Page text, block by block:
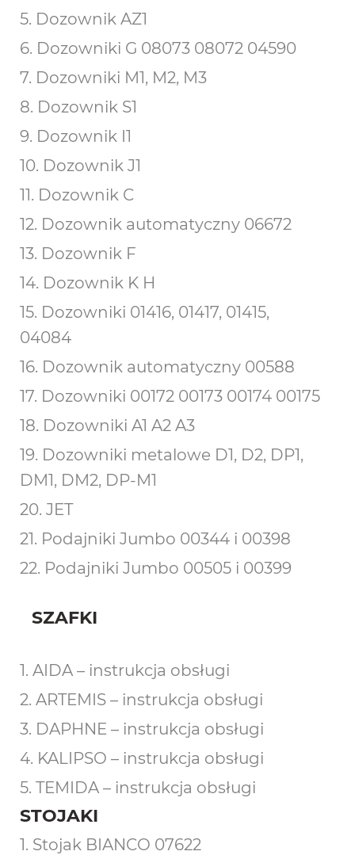
5. Dozownik AZ1
6. Dozowniki G 08073 08072 04590
7. Dozowniki M1, M2, M3
8. Dozownik S1
9. Dozownik I1
10. Dozownik J1
11. Dozownik C
12. Dozownik automatyczny 06672
13. Dozownik F
14. Dozownik K H
15. Dozowniki 01416, 01417, 01415,
04084
16. Dozownik automatyczny 00588
17. Dozowniki 00172 00173 00174 00175
18. Dozowniki A1 A2 A3
19. Dozowniki metalowe D1, D2, DP1,
DM1, DM2, DP-M1
20. JET
21. Podajniki Jumbo 00344 i 00398
22. Podajniki Jumbo 00505 i 00399
SZAFKI
1. AIDA – instrukcja obsługi
2. ARTEMIS – instrukcja obsługi
3. DAPHNE – instrukcja obsługi
4. KALIPSO – instrukcja obsługi
5. TEMIDA – instrukcja obsługi
STOJAKI
1. Stojak BIANCO 07622